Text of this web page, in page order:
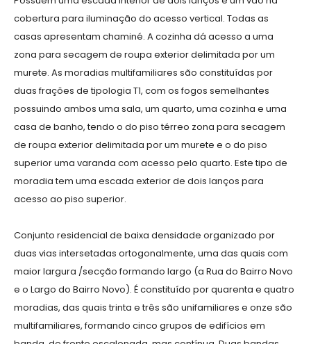
cobertura para iluminação do acesso vertical. Todas as
casas apresentam chaminé. A cozinha dá acesso a uma
zona para secagem de roupa exterior delimitada por um
murete. As moradias multifamiliares são constituídas por
duas frações de tipologia T1, com os fogos semelhantes
possuindo ambos uma sala, um quarto, uma cozinha e uma
casa de banho, tendo o do piso térreo zona para secagem
de roupa exterior delimitada por um murete e o do piso
superior uma varanda com acesso pelo quarto. Este tipo de
moradia tem uma escada exterior de dois lanços para
acesso ao piso superior.
Conjunto residencial de baixa densidade organizado por
duas vias intersetadas ortogonalmente, uma das quais com
maior largura /secção formando largo (a Rua do Bairro Novo
e o Largo do Bairro Novo). É constituído por quarenta e quatro
moradias, das quais trinta e três são unifamiliares e onze são
multifamiliares, formando cinco grupos de edifícios em